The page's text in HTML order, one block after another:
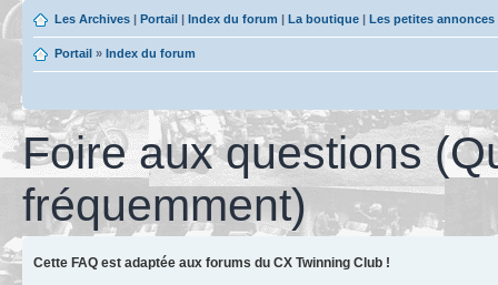
Les Archives | Portail | Index du forum | La boutique | Les petites
Portail » Index du forum
Foire aux questions
fréquemment)
Cette FAQ est adaptée aux forums du CX Twinning Club !